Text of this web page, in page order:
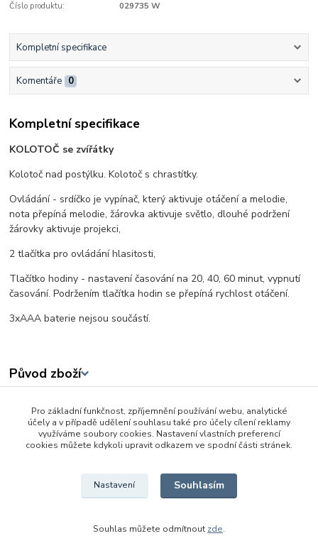
Číslo produktu: 029735 W
Kompletní specifikace
Komentáře 0
Kompletní specifikace
KOLOTOČ se zvířátky
Kolotoč nad postýlku. Kolotoč s chrastítky.
Ovládání - srdíčko je vypínač, který aktivuje otáčení a melodie,
nota přepíná melodie, žárovka aktivuje světlo, dlouhé podržení
žárovky aktivuje projekci,
2 tlačítka pro ovládání hlasitosti,
Tlačítko hodiny - nastavení časování na 20, 40, 60 minut, vypnutí
časování. Podržením tlačítka hodin se přepíná rychlost otáčení.
3xAAA baterie nejsou součástí.
Původ zboží
Zboží zařazeno v kategoriích
Baby hračky od 0 - 3 let
Pro základní funkčnost, zpříjemnění používání webu, analytické
účely a v případě udělení souhlasu také pro účely cílení reklamy
využíváme soubory cookies. Nastavení vlastních preferencí
cookies můžete kdykoli upravit odkazem ve spodní části stránek.
Nastavení Souhlasím
Souhlas můžete odmítnout zde.